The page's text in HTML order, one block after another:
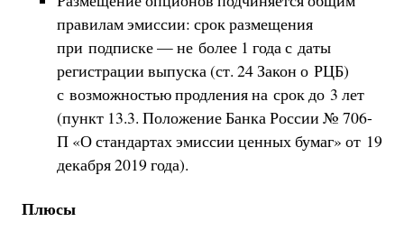
правилам эмиссии: срок размещения
при подписке — не более 1 года с даты
регистрации выпуска (ст. 24 Закон о РЦБ)
с возможностью продления на срок до 3 лет
(пункт 13.3. Положение Банка России № 706-
П «О стандартах эмиссии ценных бумаг» от 19
декабря 2019 года).
Плюсы